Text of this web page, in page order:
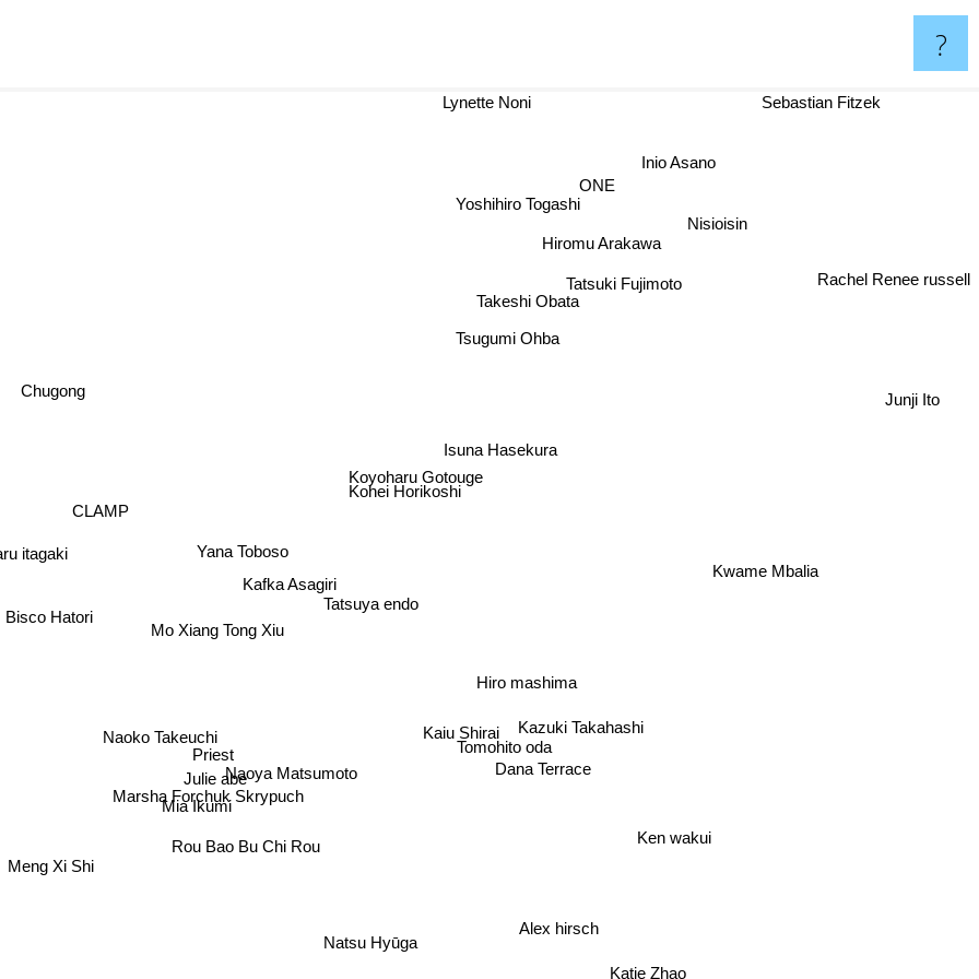
?
Tatsuya endo
Koyoharu Gotouge
Kafka Asagiri
Hiro mashima
Tomohito oda
Yana Toboso
Kaiu Shirai
Naoya Matsumoto
Mo Xiang Tong Xiu
Kohei Horikoshi
CLAMP
Naoko Takeuchi
Julie abe
Marsha Forchuk Skrypuch
Kazuki Takahashi
Isuna Hasekura
Dana Terrace
Tsugumi Ohba
Mia Ikumi
Bisco Hatori
Rou Bao Bu Chi Rou Ken wakui
Chugong
itagaki
Priest
Natsu Hyūga
Takeshi Obata
Alex hirsch
Kwame Mbalia
Yoshihiro Togashi
Tatsuki Fujimoto
Meng Xi Shi
Nisioisin
ONE
Lynette Noni
Hiromu Arakawa
Inio Asano
Rachel Renee russell
Sebastian Fitzek